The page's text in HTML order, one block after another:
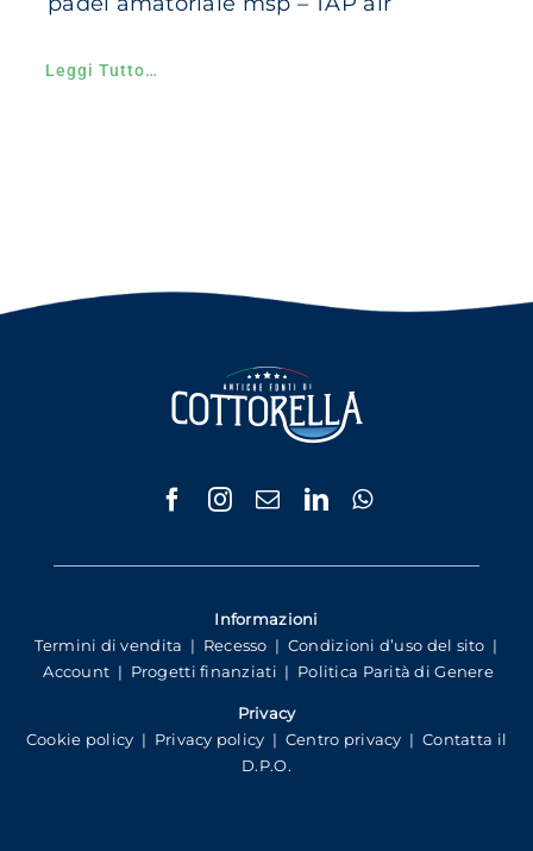
Leggi Tutto…
Informazioni
Termini di vendita | Recesso | Condizioni d’uso del sito |
Account | Progetti finanziati | Politica Parità di Genere
Privacy
Cookie policy | Privacy policy | Centro privacy |Contatta il
D.P.O.